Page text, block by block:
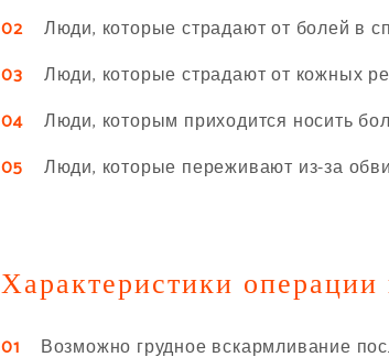
02Люди, которые страдают от болей в
03 Люди, которые страдают от кожных
04Люди, которым приходится носить
05 Люди, которые переживают из-за
Характеристики
01 Возможно грудное вскармливание